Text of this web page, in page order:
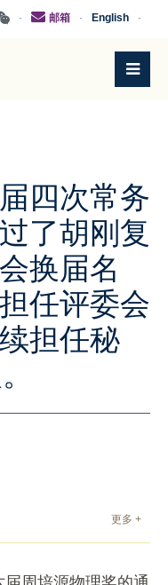
·
English
·
邮箱
·
四次常务
了胡刚复
换届名
任评委会
担任秘
更多 +